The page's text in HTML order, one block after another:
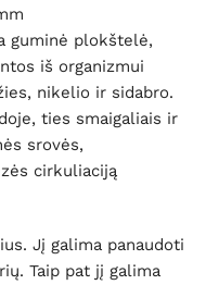
guminė plokštelė,
iš organizmui
nikelio ir sidabro.
ties smaigaliais ir
srovės,
cirkuliaciją
Jį galima panaudoti
Taip pat jį galima